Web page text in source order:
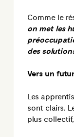
Comme le
on met les
des
Vers un
Les
sont clairs.
plus